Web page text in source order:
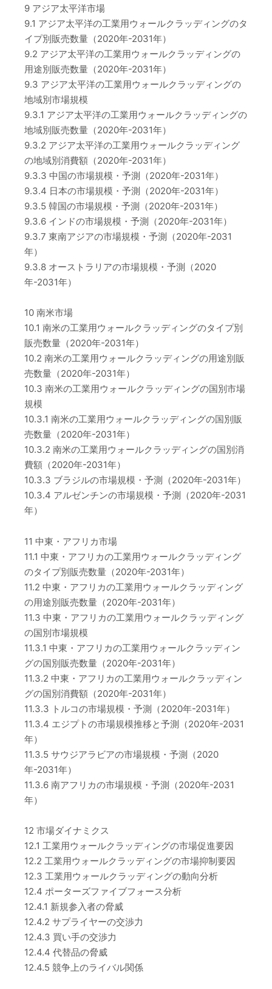
9 アジア太平洋市場
9.1 アジア太平洋の工業用ウォールクラッディングのタ
イプ別販売数量（2020年-2031年）
9.2 アジア太平洋の工業用ウォールクラッディングの
用途別販売数量（2020年-2031年）
9.3 アジア太平洋の工業用ウォールクラッディングの
地域別市場規模
9.3.1 アジア太平洋の工業用ウォールクラッディングの
地域別販売数量（2020年-2031年）
9.3.2 アジア太平洋の工業用ウォールクラッディング
の地域別消費額（2020年-2031年）
9.3.3 中国の市場規模・予測（2020年-2031年）
9.3.4 日本の市場規模・予測（2020年-2031年）
9.3.5 韓国の市場規模・予測（2020年-2031年）
9.3.6 インドの市場規模・予測（2020年-2031年）
9.3.7 東南アジアの市場規模・予測（2020年-2031
年）
9.3.8 オーストラリアの市場規模・予測（2020
年-2031年）
10 南米市場
10.1 南米の工業用ウォールクラッディングのタイプ別
販売数量（2020年-2031年）
10.2 南米の工業用ウォールクラッディングの用途別販
売数量（2020年-2031年）
10.3 南米の工業用ウォールクラッディングの国別市場
規模
10.3.1 南米の工業用ウォールクラッディングの国別販
売数量（2020年-2031年）
10.3.2 南米の工業用ウォールクラッディングの国別消
費額（2020年-2031年）
10.3.3 ブラジルの市場規模・予測（2020年-2031年）
10.3.4 アルゼンチンの市場規模・予測（2020年-2031
年）
11 中東・アフリカ市場
11.1 中東・アフリカの工業用ウォールクラッディング
のタイプ別販売数量（2020年-2031年）
11.2 中東・アフリカの工業用ウォールクラッディング
の用途別販売数量（2020年-2031年）
11.3 中東・アフリカの工業用ウォールクラッディング
の国別市場規模
11.3.1 中東・アフリカの工業用ウォールクラッディン
グの国別販売数量（2020年-2031年）
11.3.2 中東・アフリカの工業用ウォールクラッディン
グの国別消費額（2020年-2031年）
11.3.3 トルコの市場規模・予測（2020年-2031年）
11.3.4 エジプトの市場規模推移と予測（2020年-2031
年）
11.3.5 サウジアラビアの市場規模・予測（2020
年-2031年）
11.3.6 南アフリカの市場規模・予測（2020年-2031
年）
12 市場ダイナミクス
12.1 工業用ウォールクラッディングの市場促進要因
12.2 工業用ウォールクラッディングの市場抑制要因
12.3 工業用ウォールクラッディングの動向分析
12.4 ポーターズファイブフォース分析
12.4.1 新規参入者の脅威
12.4.2 サプライヤーの交渉力
12.4.3 買い手の交渉力
12.4.4 代替品の脅威
12.4.5 競争上のライバル関係